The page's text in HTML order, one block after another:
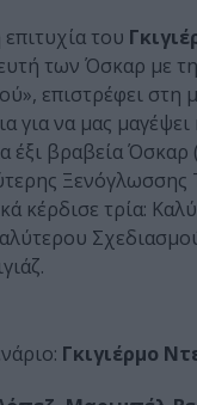
του
των Όσκαρ με
επιστρέφει στη
για να μας μαγέψει
έξι βραβεία
Ξενόγλωσσης
κέρδισε τρία:
Γκιγιέρμο